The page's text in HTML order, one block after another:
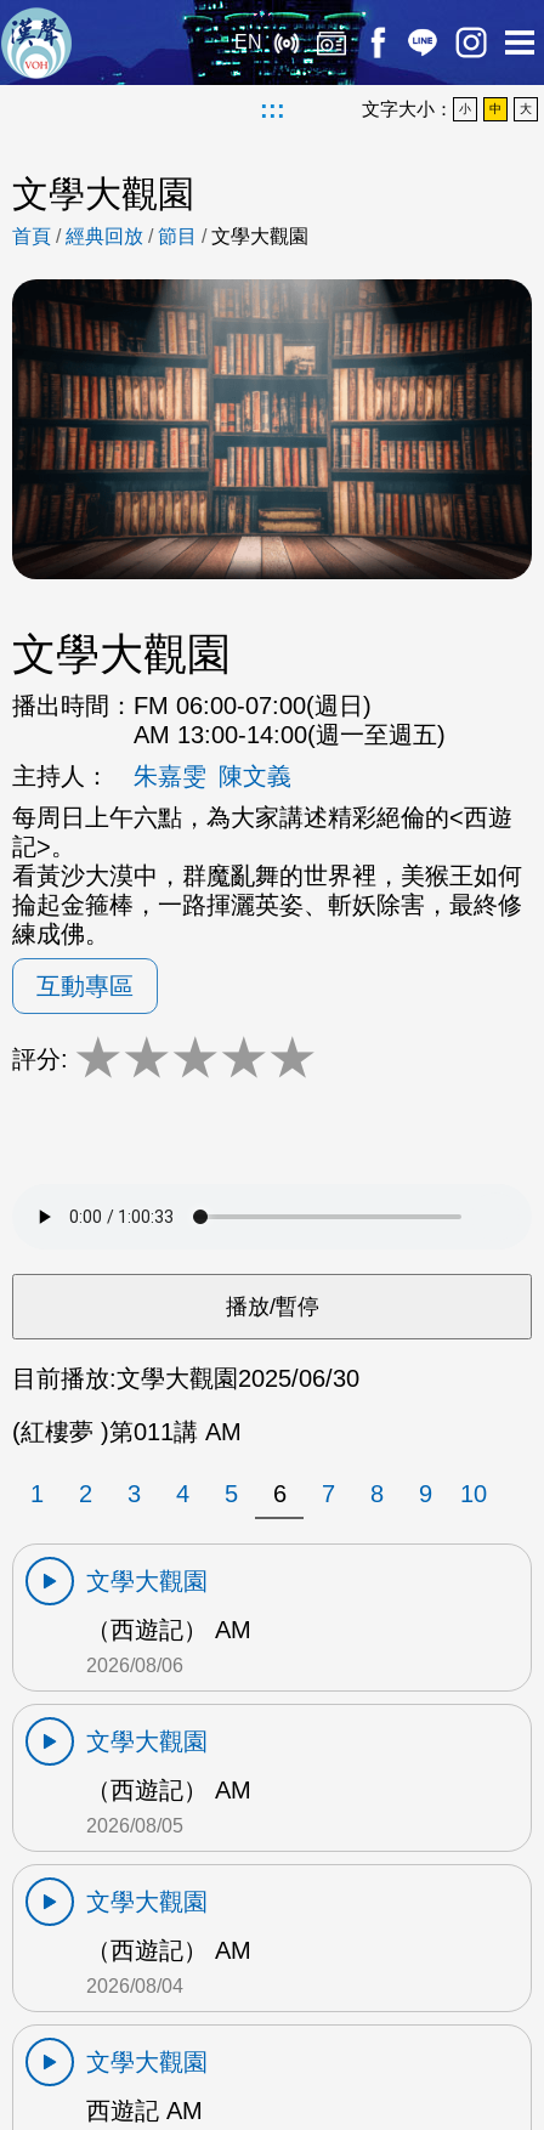
EN
::: 文字大小： 小 中 大
文學大觀園
首頁 /經典回放 /節目 /文學大觀園
文學大觀園
播出時間： FM 06:00-07:00(週日)
AM 13:00-14:00(週一至週五)
主持人：
朱嘉雯 陳文義
每周日上午六點，為大家講述精彩絕倫的<西遊
記>。
看黃沙大漠中，群魔亂舞的世界裡，美猴王如何
掄起金箍棒，一路揮灑英姿、斬妖除害，最終修
練成佛。
互動專區
評分: ★★★★★
目前播放:文學大觀園2025/06/30
(紅樓夢 )第011講 AM
1 2 3 4 5 6 7 8 9 10
文學大觀園
（西遊記） AM
2026/08/06
文學大觀園
（西遊記） AM
2026/08/05
文學大觀園
（西遊記） AM
2026/08/04
文學大觀園
西遊記 AM